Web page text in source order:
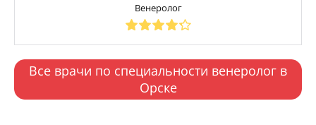
Венеролог
Все врачи по специальности венеролог в
Орске